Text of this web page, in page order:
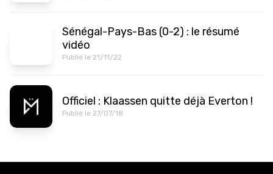
Sénégal-Pays-Bas (0-2) : le résumé
vidéo
Publié le 21/11/22
Officiel : Klaassen quitte déjà Everton !
Publié le 27/07/18